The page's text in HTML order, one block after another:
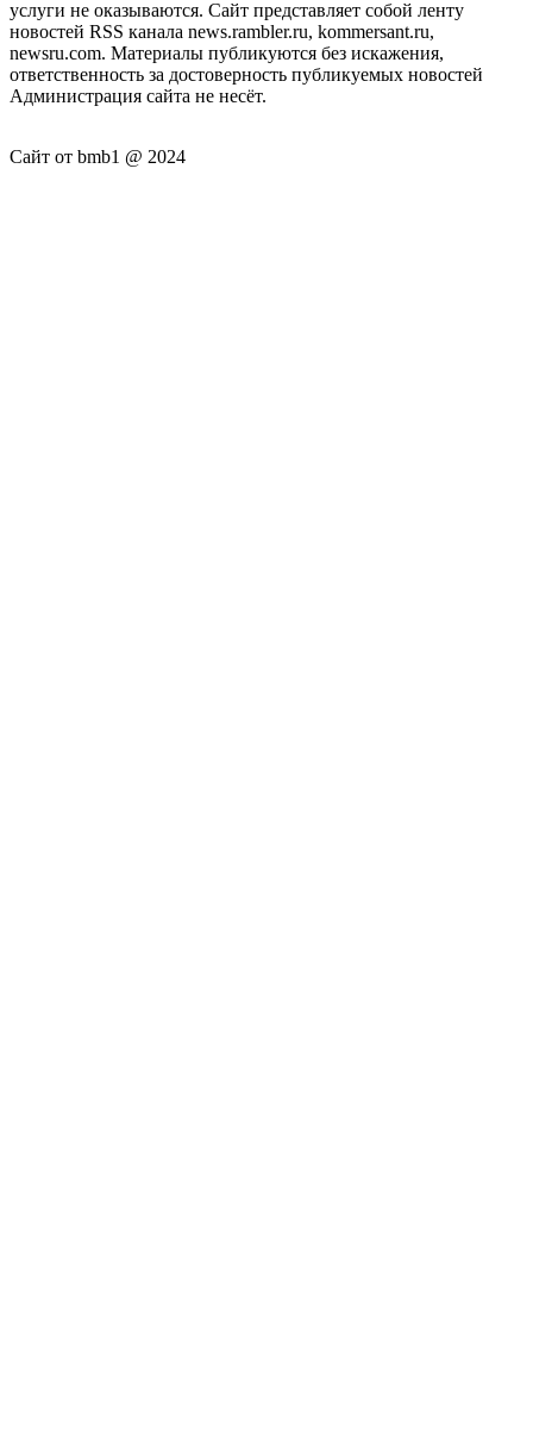
услуги не оказываются. Сайт представляет собой ленту
новостей RSS канала news.rambler.ru, kommersant.ru,
newsru.com. Материалы публикуются без искажения,
ответственность за достоверность публикуемых новостей
Администрация сайта не несёт.
Сайт от bmb1 @ 2024